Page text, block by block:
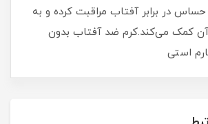
در برابر آفتاب مراقبت کرده و به
آن کمک می‌کند.کرم ضد آفتاب بدون
استی